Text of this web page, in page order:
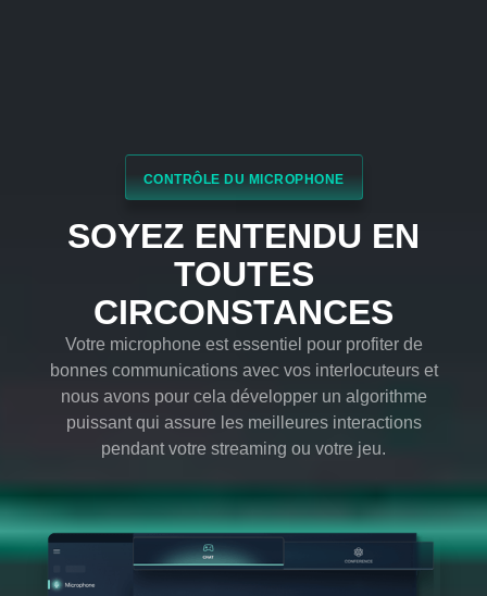
Stabilisateur de volume
Équilibrez et maintenez un volume constant pour
chaque élément de l'expérience audio afin d'éviter
les pics ou les baisses dans les dialogues, la
bande-son, les explosions, etc.